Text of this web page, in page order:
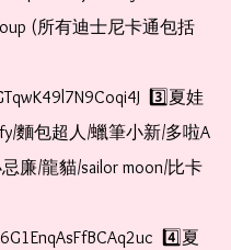
(所有迪士尼卡通包括
3️⃣夏娃
麵包超人/蠟筆小新/多啦A
廉/龍貓/sailor moon/比卡
4️⃣夏